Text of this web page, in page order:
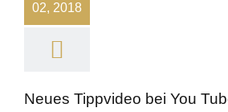
02, 2018
Neues Tippvideo bei You